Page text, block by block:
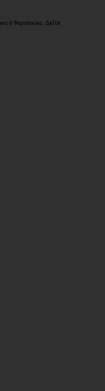
ή θεραπείες. Δείτε